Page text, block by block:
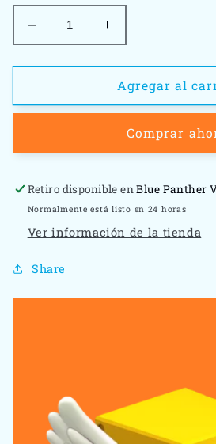
Reducir
cantidad
para
Mayhem
Wii
Aumentar
cantidad
para
Emergency
Mayhem
Nintendo
Wii
Agregar al
Comprar
Retiro disponible enBlue Panther
Normalmente está listo en 24 horas
Ver información de la tienda
Share